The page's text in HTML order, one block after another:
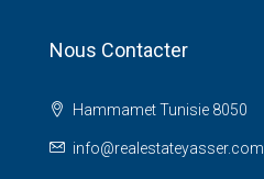
Nous Contacter
Hammamet Tunisie 8050
info@realestateyasser.com